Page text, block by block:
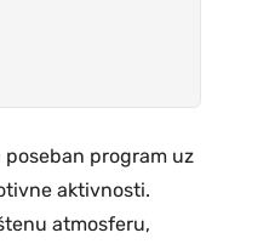
program uz
aktivnosti.
atmosferu,